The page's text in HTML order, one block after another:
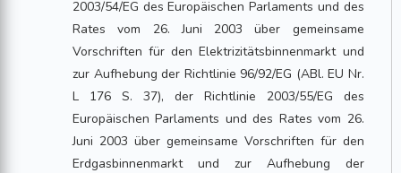
2003/54/EG des Europäischen Parlaments und des
Rates vom 26. Juni 2003 über gemeinsame
Vorschriften für den Elektrizitätsbinnenmarkt und
zur Aufhebung der Richtlinie 96/92/EG (ABl. EU Nr.
L 176 S. 37), der Richtlinie 2003/55/EG des
Europäischen Parlaments und des Rates vom 26.
Juni 2003 über gemeinsame Vorschriften für den
Erdgasbinnenmarkt und zur Aufhebung der